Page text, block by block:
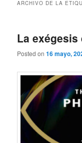
ARCHIVO DE LA
La
Posted on16 mayo,